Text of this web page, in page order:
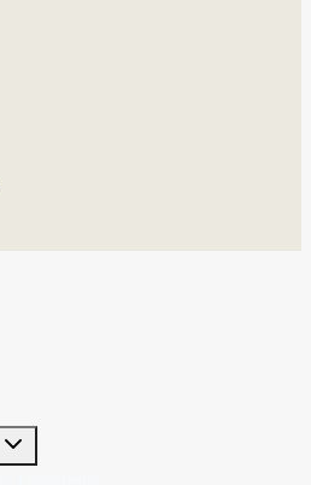
Toggle